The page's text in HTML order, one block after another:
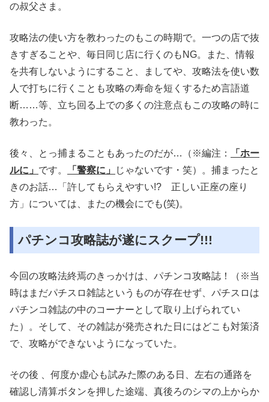
の叔父さま。
攻略法の使い方を教わったのもこの時期で。一つの店で抜
きすぎることや、毎日同じ店に行くのもNG。また、情報
を共有しないようにすること、ましてや、攻略法を使い数
人で打ちに行くことも攻略の寿命を短くするため言語道
断……等、立ち回る上での多くの注意点もこの攻略の時に
教わった。
後々、とっ捕まることもあったのだが…（※編注：
「ホー
ルに」 です。 「警察に」
じゃないです・笑）。捕まったと
きのお話…「許してもらえやすい!? 正しい正座の座り
方」については、またの機会にでも(笑)。
パチンコ攻略誌が遂にスクープ!!!
今回の攻略法終焉のきっかけは、パチンコ攻略誌！（※当
時はまだパチスロ雑誌というものが存在せず、パチスロは
パチンコ雑誌の中のコーナーとして取り上げられてい
た）。そして、その雑誌が発売された日にはどこも対策済
で、攻略ができないようになっていた。
その後 、何度か虚心も試みた際のある日、左右の通路を
確認し清算ボタンを押した途端、真後ろのシマの上からか